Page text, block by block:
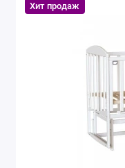
Хит продаж